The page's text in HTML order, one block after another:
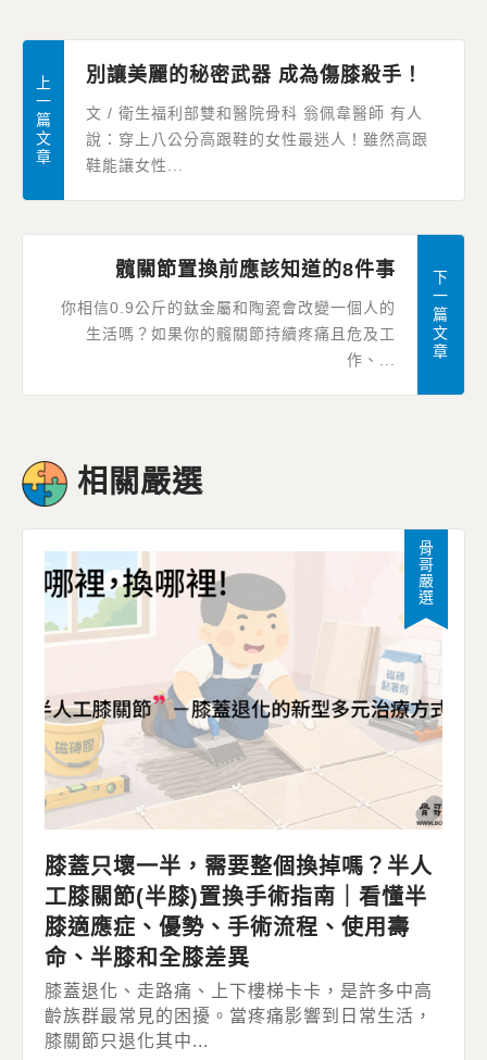
上
一
篇
文
章
別讓美麗的秘密武器 成為傷膝殺手！
文 / 衛生福利部雙和醫院骨科 翁佩韋醫師 有人
說：穿上八公分高跟鞋的女性最迷人！雖然高跟
鞋能讓女性...
髖關節置換前應該知道的8件事
你相信0.9公斤的鈦金屬和陶瓷會改變一個人的
生活嗎？如果你的髖關節持續疼痛且危及工
作、...
下
一
篇
文
章
相關嚴選
膝蓋只壞一半，需要整個換掉嗎？半人
工膝關節(半膝)置換手術指南｜看懂半
膝適應症、優勢、手術流程、使用壽
命、半膝和全膝差異
膝蓋退化、走路痛、上下樓梯卡卡，是許多中高
齡族群最常見的困擾。當疼痛影響到日常生活，
膝關節只退化其中...
骨哥嚴選